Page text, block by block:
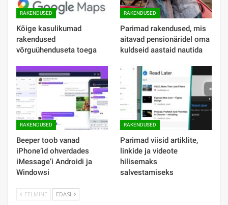
RAKENDUSED
Kõige kasulikumad
rakendused
võrguühenduseta toega
RAKENDUSED
Parimad rakendused, mis
aitavad pensionäridel oma
kuldseid aastaid nautida
RAKENDUSED
Beeper toob vanad
iPhone’id ohverdades
iMessage’i Androidi ja
Windowsi
RAKENDUSED
Parimad viisid artiklite,
linkide ja videote
hilisemaks
salvestamiseks
EELMINE EDASI